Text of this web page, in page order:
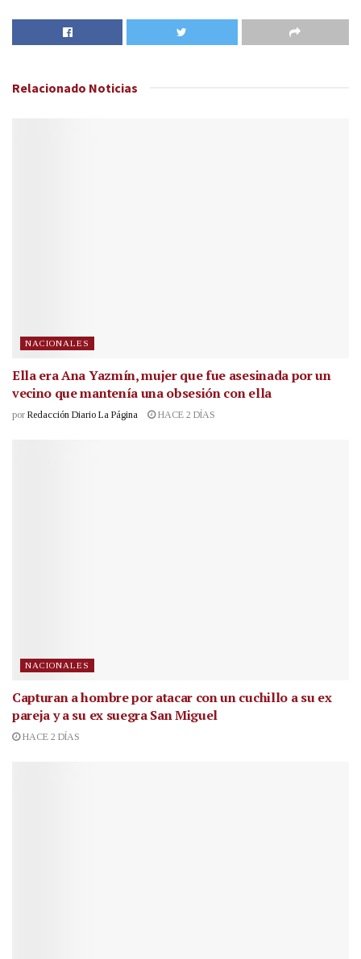
Relacionado Noticias
NACIONALES
Ella era Ana Yazmín, mujer que fue asesinada por un
vecino que mantenía una obsesión con ella
por Redacción Diario La Página HACE 2 DÍAS
NACIONALES
Capturan a hombre por atacar con un cuchillo a su ex
pareja y a su ex suegra San Miguel
HACE 2 DÍAS